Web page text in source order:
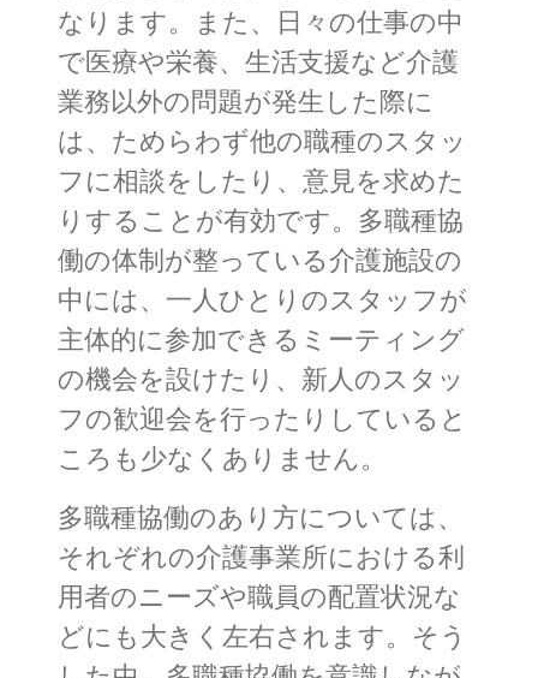
なります。また、日々の仕事の中
で医療や栄養、生活支援など介護
業務以外の問題が発生した際に
は、ためらわず他の職種のスタッ
フに相談をしたり、意見を求めた
りすることが有効です。多職種協
働の体制が整っている介護施設の
中には、一人ひとりのスタッフが
主体的に参加できるミーティング
の機会を設けたり、新人のスタッ
フの歓迎会を行ったりしていると
ころも少なくありません。
多職種協働のあり方については、
それぞれの介護事業所における利
用者のニーズや職員の配置状況な
どにも大きく左右されます。そう